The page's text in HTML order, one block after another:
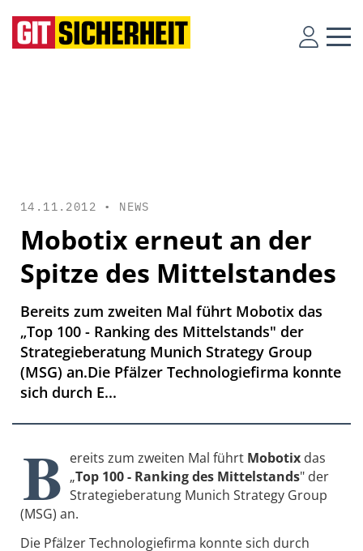
14.11.2012 • NEWS
Mobotix erneut an der
Spitze des Mittelstandes
Bereits zum zweiten Mal führt Mobotix das
„Top 100 - Ranking des Mittelstands" der
Strategieberatung Munich Strategy Group
(MSG) an.Die Pfälzer Technologiefirma konnte
sich durch E...
B ereits zum zweiten Mal führt Mobotix das
„Top 100 - Ranking des Mittelstands" der
Strategieberatung Munich Strategy Group
(MSG) an.
Die Pfälzer Technologiefirma konnte sich durch